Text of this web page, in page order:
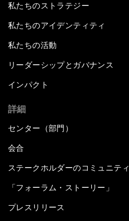
私たちのストラテジー
私たちのアイデンティティ
私たちの活動
リーダーシップとガバナンス
インパクト
詳細
センター（部門）
会合
ステークホルダーのコミュニティ
「フォーラム・ストーリー」
プレスリリース